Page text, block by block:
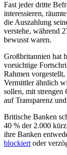
Fast jeder dritte
interessieren,
die Auszahlung
verstehe, während
bewusst waren.
Großbritannien hat
vorsichtige
Rahmen vorgestellt,
Vermittler ähnlich
sollen, mit strengen
auf Transparenz
Britische Banken
40 % der 2.000
ihre Banken
blockiert oder